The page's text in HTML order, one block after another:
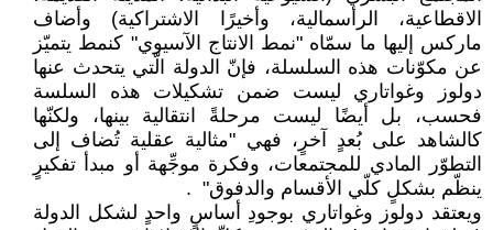
الاقطاعية، الرأسمالية، وأخيرًا الاشتراكية) ‏وأضاف
ماركس إليها ما سمّاه "نمط الانتاج ‏الآسيوي" كنمط يتميّز
عن مكوّنات هذه ‏السلسلة، فإنّ الدولة الّتي يتحدث عنها
دولوز ‏وغواتاري ليست ضمن تشكيلات هذه السلسة
‏فحسب، بل أيضًا ليست مرحلةً انتقالية بينها، ‏ولكنّها
كالشاهد على بُعدٍ آخرٍ، فهي "مثالية ‏عقلية تُضاف إلى
التطوّر المادي للمجتمعات، ‏وفكرة موجِّهة أو مبدأ تفكيرٍ
ينظّم بشكلٍ كلّي ‏الأقسام والدفوق"‏ ‏ .‏
ويعتقد دولوز وغواتاري بوجودِ أساسٍ واحدٍ لشكل ‏الدولة